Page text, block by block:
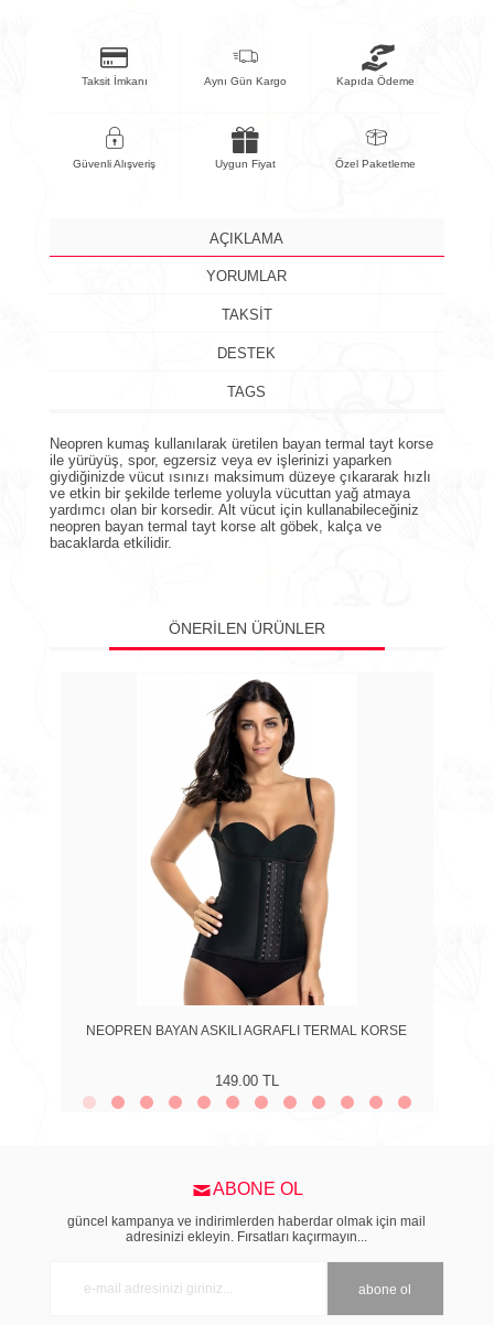
Taksit İmkanı Aynı Gün Kargo Kapıda Ödeme
Güvenli Alışveriş Uygun Fiyat Özel Paketleme
AÇIKLAMA
YORUMLAR
TAKSİT
DESTEK
TAGS
Neopren kumaş kullanılarak üretilen bayan termal tayt korse
ile yürüyüş, spor, egzersiz veya ev işlerinizi yaparken
giydiğinizde vücut ısınızı maksimum düzeye çıkararak hızlı
ve etkin bir şekilde terleme yoluyla vücuttan yağ atmaya
yardımcı olan bir korsedir. Alt vücut için kullanabileceğiniz
neopren bayan termal tayt korsealt göbek, kalça ve
bacaklarda etkilidir.
ÖNERILEN ÜRÜNLER
NEOPREN BAYAN ASKILI AGRAFLI TERMAL KORSE
149.00 TL
ABONE OL
güncel kampanya ve indirimlerden haberdar olmak için mail
adresinizi ekleyin. Fırsatları kaçırmayın...
abone ol